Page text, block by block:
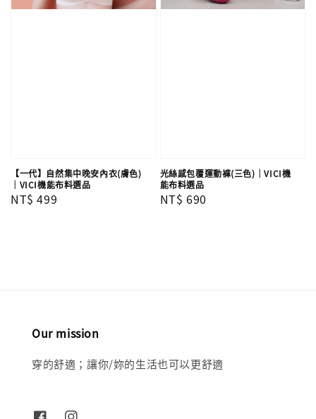
【一代】自然集中晚安內衣(膚色)
｜VICI機能布料選品
Regular
NT$ 499
光絲感包覆運動褲(三色)｜VICI機
能布料選品
Regular
NT$ 690
Our mission
穿的舒適；讓你/妳的生活也可以更舒適